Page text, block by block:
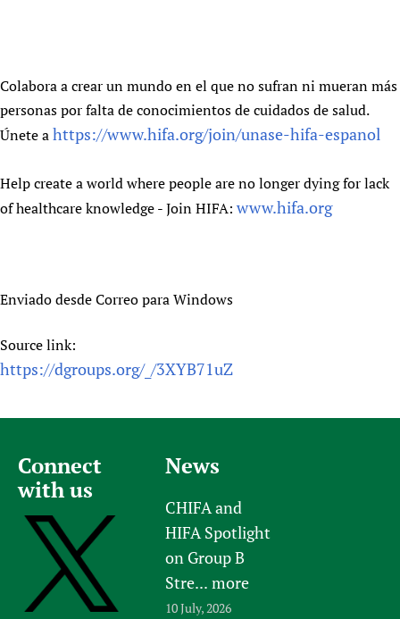
Colabora a crear un mundo en el que no sufran ni mueran más
personas por falta de conocimientos de cuidados de salud.
Únete ahttps://www.hifa.org/join/unase-hifa-espanol
Help create a world where people are no longer dying for lack
of healthcare knowledge - Join HIFA: www.hifa.org
Enviado desde Correo para Windows
Source link:
https://dgroups.org/_/3XYB71uZ
Connect
with us
News
CHIFA and
HIFA Spotlight
on Group B
Stre... more
10 July, 2026